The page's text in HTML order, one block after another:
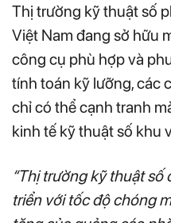
Thị trường kỹ thuật số
Việt Nam đang sở hữu
công cụ phù hợp và
tính toán kỹ lưỡng, các
chỉ có thể cạnh tranh
kinh tế kỹ thuật số khu
“Thị trường kỹ thuật số
triển với tốc độ chóng